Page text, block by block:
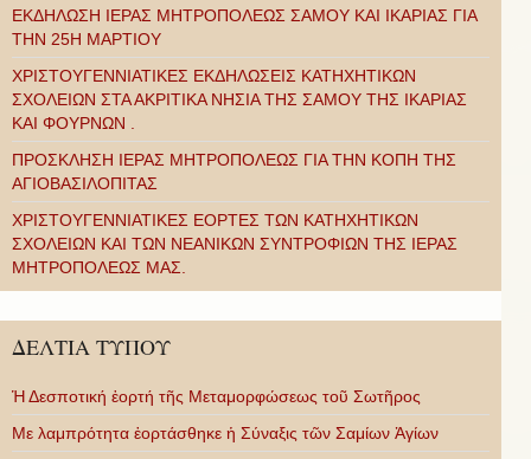
ΕΚΔΗΛΩΣΗ ΙΕΡΑΣ ΜΗΤΡΟΠΟΛΕΩΣ ΣΑΜΟΥ ΚΑΙ ΙΚΑΡΙΑΣ ΓΙΑ
ΤΗΝ 25Η ΜΑΡΤΙΟΥ
ΧΡΙΣΤΟΥΓΕΝΝΙΑΤΙΚΕΣ ΕΚΔΗΛΩΣΕΙΣ ΚΑΤΗΧΗΤΙΚΩΝ
ΣΧΟΛΕΙΩΝ ΣΤΑ ΑΚΡΙΤΙΚΑ ΝΗΣΙΑ ΤΗΣ ΣΑΜΟΥ ΤΗΣ ΙΚΑΡΙΑΣ
ΚΑΙ ΦΟΥΡΝΩΝ .
ΠΡΟΣΚΛΗΣΗ ΙΕΡΑΣ ΜΗΤΡΟΠΟΛΕΩΣ ΓΙΑ ΤΗΝ ΚΟΠΗ ΤΗΣ
ΑΓΙΟΒΑΣΙΛΟΠΙΤΑΣ
ΧΡΙΣΤΟΥΓΕΝΝΙΑΤΙΚΕΣ ΕΟΡΤΕΣ ΤΩΝ ΚΑΤΗΧΗΤΙΚΩΝ
ΣΧΟΛΕΙΩΝ ΚΑΙ ΤΩΝ ΝΕΑΝΙΚΩΝ ΣΥΝΤΡΟΦΙΩΝ ΤΗΣ ΙΕΡΑΣ
ΜΗΤΡΟΠΟΛΕΩΣ ΜΑΣ.
ΔΕΛΤΙΑ ΤΥΠΟΥ
Ἡ Δεσποτική ἑορτή τῆς Μεταμορφώσεως τοῦ Σωτῆρος
Με λαμπρότητα ἑορτάσθηκε ἡ Σύναξις τῶν Σαμίων Ἁγίων